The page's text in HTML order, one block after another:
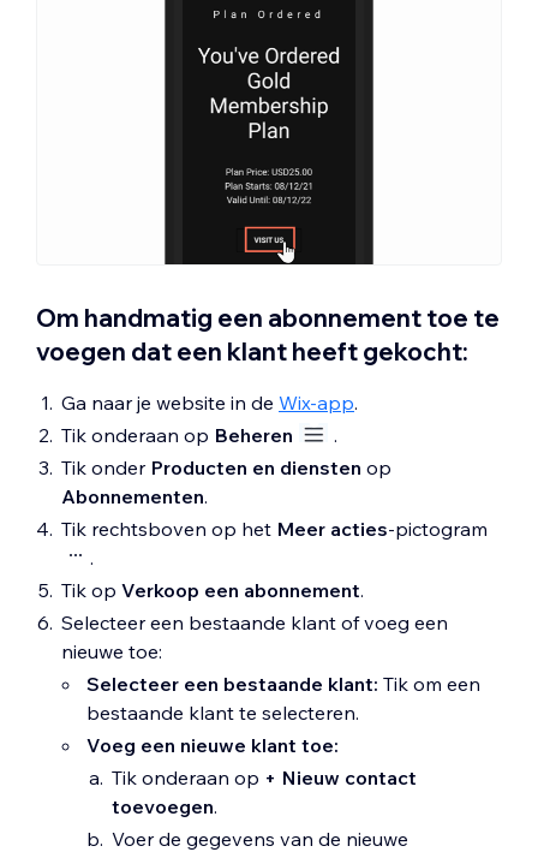
Om handmatig een abonnement toe te
voegen dat een klant heeft gekocht:
Ga naar je website in de Wix-app.
Tik onderaan op Beheren
.
Tik onder Producten en diensten op
Abonnementen.
Tik rechtsboven op het Meer acties-pictogram
.
Tik op Verkoop een abonnement.
Selecteer een bestaande klant of voeg een
nieuwe toe:
Selecteer een bestaande klant: Tik om een
bestaande klant te selecteren.
Voeg een nieuwe klant toe:
Tik onderaan op + Nieuw contact
toevoegen.
Voer de gegevens van de nieuwe